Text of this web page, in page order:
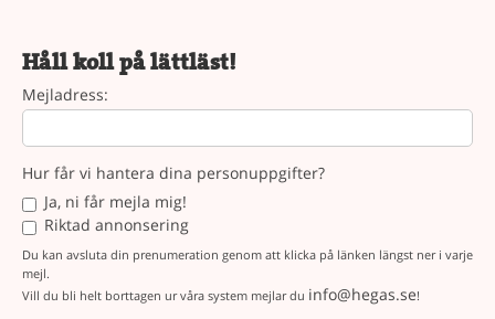
Håll koll på lättläst!
Mejladress:
Hur får vi hantera dina personuppgifter?
Ja, ni får mejla mig!
Riktad annonsering
Du kan avsluta din prenumeration genom att klicka på länken längst ner i varje
mejl.
Vill du bli helt borttagen ur våra system mejlar du info@hegas.se!